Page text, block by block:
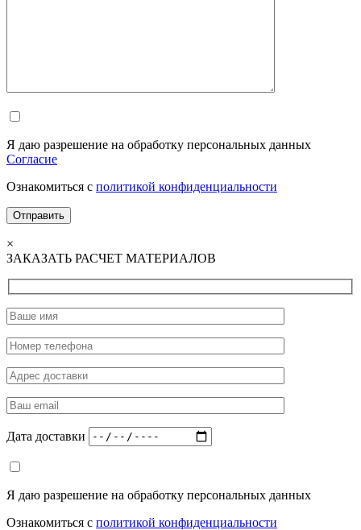
Я даю разрешение на обработку персональных данных
Согласие
Ознакомиться с политикой конфиденциальности
×
ЗАКАЗАТЬ РАСЧЕТ МАТЕРИАЛОВ
Дата доставки
Я даю разрешение на обработку персональных данных
Ознакомиться с политикой конфиденциальности